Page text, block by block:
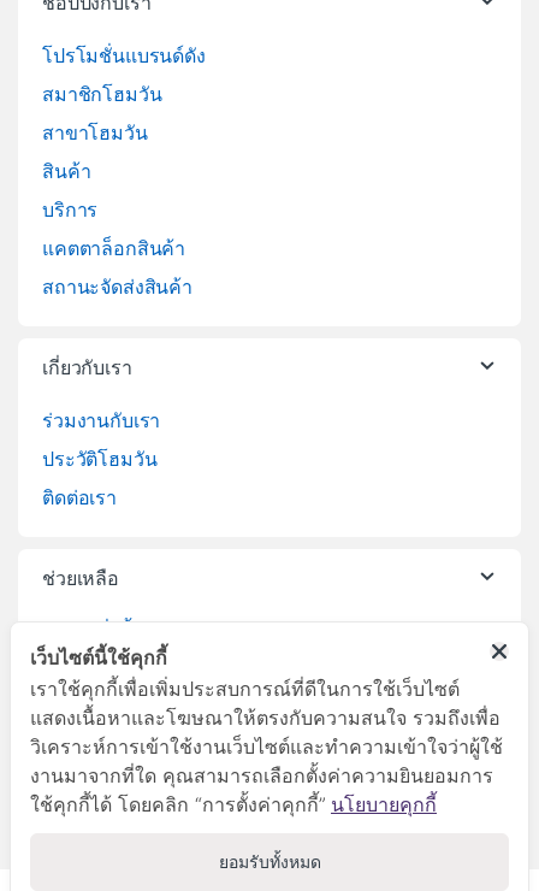
โปรโมชั่นแบรนด์ดัง
สมาชิกโฮมวัน
สาขาโฮมวัน
สินค้า
บริการ
แคตตาล็อกสินค้า
สถานะจัดส่งสินค้า
เกี่ยวกับเรา
ร่วมงานกับเรา
ประวัติโฮมวัน
ติดต่อเรา
ช่วยเหลือ
บริการจัดส่งสินค้า
เปลี่ยนคืนสินค้า
เว็บไซต์นี้ใช้คุกกี้
เราใช้คุกกี้เพื่อเพิ่มประสบการณ์ที่ดีในการใช้เว็บไซต์
แสดงเนื้อหาและโฆษณาให้ตรงกับความสนใจ รวมถึงเพื่อ
วิเคราะห์การเข้าใช้งานเว็บไซต์และทำความเข้าใจว่าผู้ใช้
งานมาจากที่ใด คุณสามารถเลือกตั้งค่าความยินยอมการ
ใช้คุกกี้ได้ โดยคลิก “การตั้งค่าคุกกี้” นโยบายคุกกี้
ยอมรับทั้งหมด